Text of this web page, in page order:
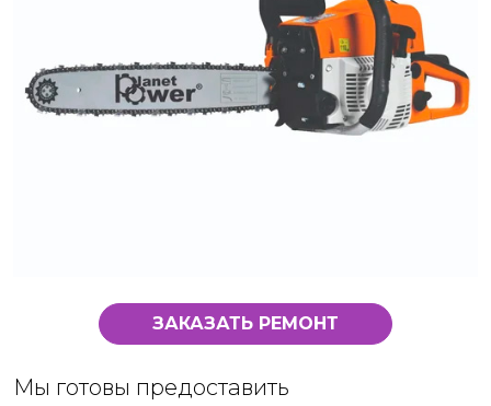
ЗАКАЗАТЬ РЕМОНТ
Мы готовы предоставить